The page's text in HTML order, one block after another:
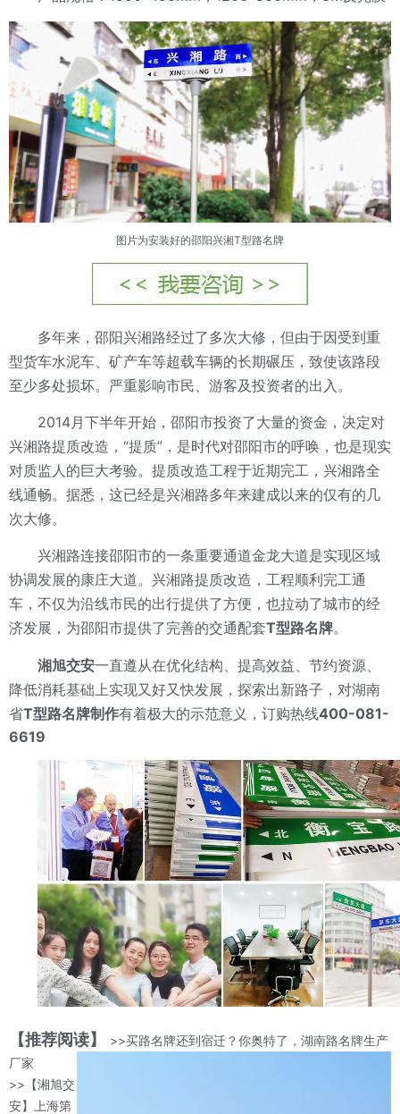
图片为安装好的邵阳兴湘T型路名牌
多年来，邵阳兴湘路经过了多次大修，但由于因受到重
型货车水泥车、矿产车等超载车辆的长期碾压，致使该路段
至少多处损坏。严重影响市民、游客及投资者的出入。
2014月下半年开始，邵阳市投资了大量的资金，决定对
兴湘路提质改造，“提质”，是时代对邵阳市的呼唤，也是现实
对质监人的巨大考验。提质改造工程于近期完工，兴湘路全
线通畅。据悉，这已经是兴湘路多年来建成以来的仅有的几
次大修。
兴湘路连接邵阳市的一条重要通道金龙大道是实现区域
协调发展的康庄大道。兴湘路提质改造，工程顺利完工通
车，不仅为沿线市民的出行提供了方便，也拉动了城市的经
济发展，为邵阳市提供了完善的交通配套T型路名牌。
湘旭交安一直遵从在优化结构、提高效益、节约资源、
降低消耗基础上实现又好又快发展，探索出新路子，对湖南
省T型路名牌制作有着极大的示范意义， 订购热线400-081-
6619
【推荐阅读】
>>买路名牌还到宿迁？你奥特了，湖南路名牌生产
厂家
>>【湘旭交
安】上海第